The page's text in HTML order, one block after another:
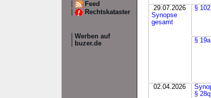
Feed
Rechtskataster
Werben auf
buzer.de
29.07.2026
Synopse
gesamt
§ 102
§ 19a
02.04.2026
§ 28q